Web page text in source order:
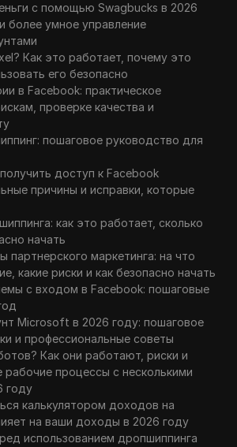
с помощью Swagbucks в 2026
более умное управление
Как это работает, почему это
его безопасно
в Facebook: практическое
проверке качества и
пошаговое руководство для
доступ к Facebook
причины и исправки, которые
как это работает, сколько
начать
партнерского маркетинга: на что
какие риски и как безопасно начать
с входом в Facebook: пошаговые
Microsoft в 2026 году: пошаговое
и профессиональные советы
Как они работают, риски и
рабочие процессы с несколькими
году
калькулятором доходов на
на ваши доходы в 2026 году
использованием дропшиппинга